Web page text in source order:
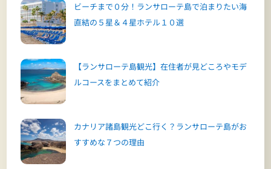
ビーチまで０分！ランサローテ島で泊まりたい海
直結の５星＆４星ホテル１０選
【ランサローテ島観光】在住者が見どころやモデ
ルコースをまとめて紹介
カナリア諸島観光どこ行く？ランサローテ島がお
すすめな７つの理由